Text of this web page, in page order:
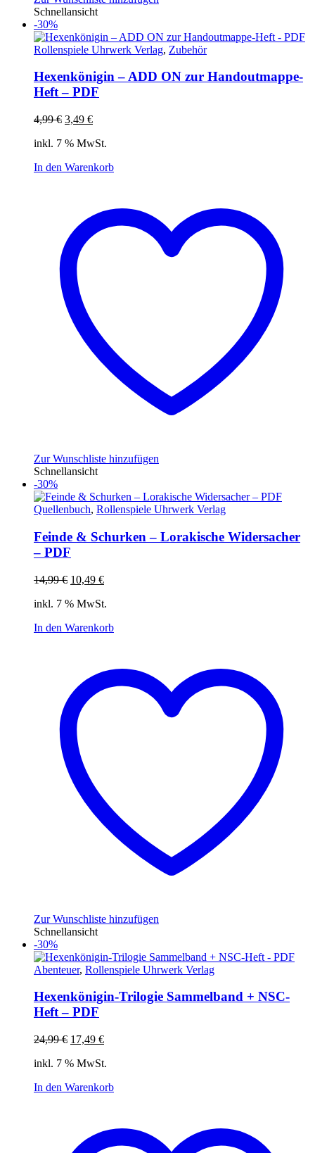
Schnellansicht
-30%
Rollenspiele Uhrwerk Verlag, Zubehör
Hexenkönigin – ADD ON zur Handoutmappe-
Heft – PDF
4,99€ Ursprünglicher
war:
3,49 €Aktueller
ist:
inkl. 7 % MwSt.
In den Warenkorb
Zur Wunschliste hinzufügen
Schnellansicht
-30%
Quellenbuch, Rollenspiele Uhrwerk Verlag
Feinde & Schurken – Lorakische Widersacher
– PDF
14,99€ Ursprünglicher
war:
10,49 €Aktueller
ist:
inkl. 7 % MwSt.
In den Warenkorb
Zur Wunschliste hinzufügen
Schnellansicht
-30%
Abenteuer, Rollenspiele Uhrwerk Verlag
Hexenkönigin-Trilogie Sammelband + NSC-
Heft – PDF
24,99€ Ursprünglicher
war:
17,49 €Aktueller
ist:
inkl. 7 % MwSt.
In den Warenkorb